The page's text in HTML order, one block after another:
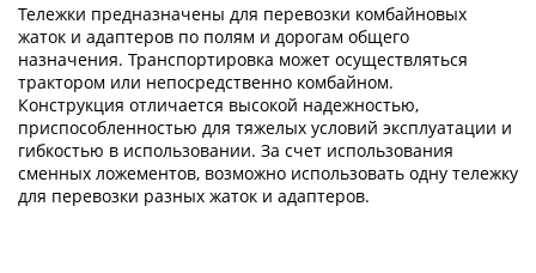
Тележки предназначены для перевозки комбайновых
жаток и адаптеров по полям и дорогам общего
назначения. Транспортировка может осуществляться
трактором или непосредственно комбайном.
Конструкция отличается высокой надежностью,
приспособленностью для тяжелых условий эксплуатации и
гибкостью в использовании. За счет использования
сменных ложементов, возможно использовать одну тележку
для перевозки разных жаток и адаптеров.